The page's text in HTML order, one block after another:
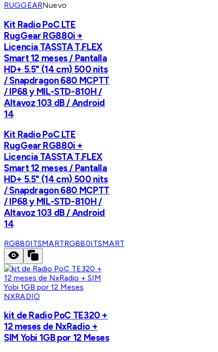
RUGGEARNuevo
Kit Radio PoC LTE
RugGear RG880i +
Licencia TASSTA T.FLEX
Smart 12 meses / Pantalla
HD+ 5.5" (14 cm) 500 nits
/ Snapdragon 680 MCPTT
/ IP68 y MIL-STD-810H /
Altavoz 103 dB / Android
14
Kit Radio PoC LTE
RugGear RG880i +
Licencia TASSTA T.FLEX
Smart 12 meses / Pantalla
HD+ 5.5" (14 cm) 500 nits
/ Snapdragon 680 MCPTT
/ IP68 y MIL-STD-810H /
Altavoz 103 dB / Android
14
RG880ITSMARTRG880ITSMART
NXRADIO
kit de Radio PoC TE320 +
12 meses de NxRadio +
SIM Yobi 1GB por 12 Meses